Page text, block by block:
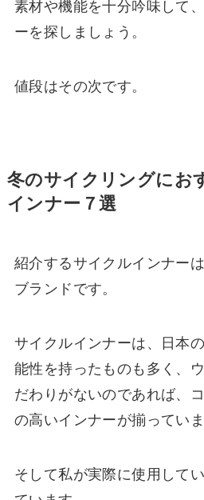
素材や機能を十分吟味して
ーを探しましょう。
値段はその次です。
冬のサイクリングにお
インナー７選
紹介するサイクルインナー
ブランドです。
サイクルインナーは、日本
能性を持ったものも多く、
だわりがないのであれば、
の高いインナーが揃っていま
そして私が実際に使用して